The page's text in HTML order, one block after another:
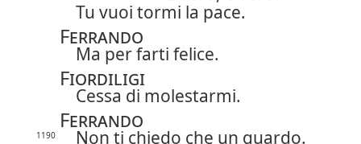
Tu vuoi tormi la pace.
Ferrando
Ma per farti felice.
Fiordiligi
Cessa di molestarmi.
Ferrando
1190 Non ti chiedo che un guardo.